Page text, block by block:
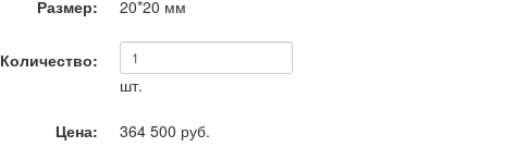
Размер: 20*20 мм
Количество:
шт.
Цена: 364 500 руб.